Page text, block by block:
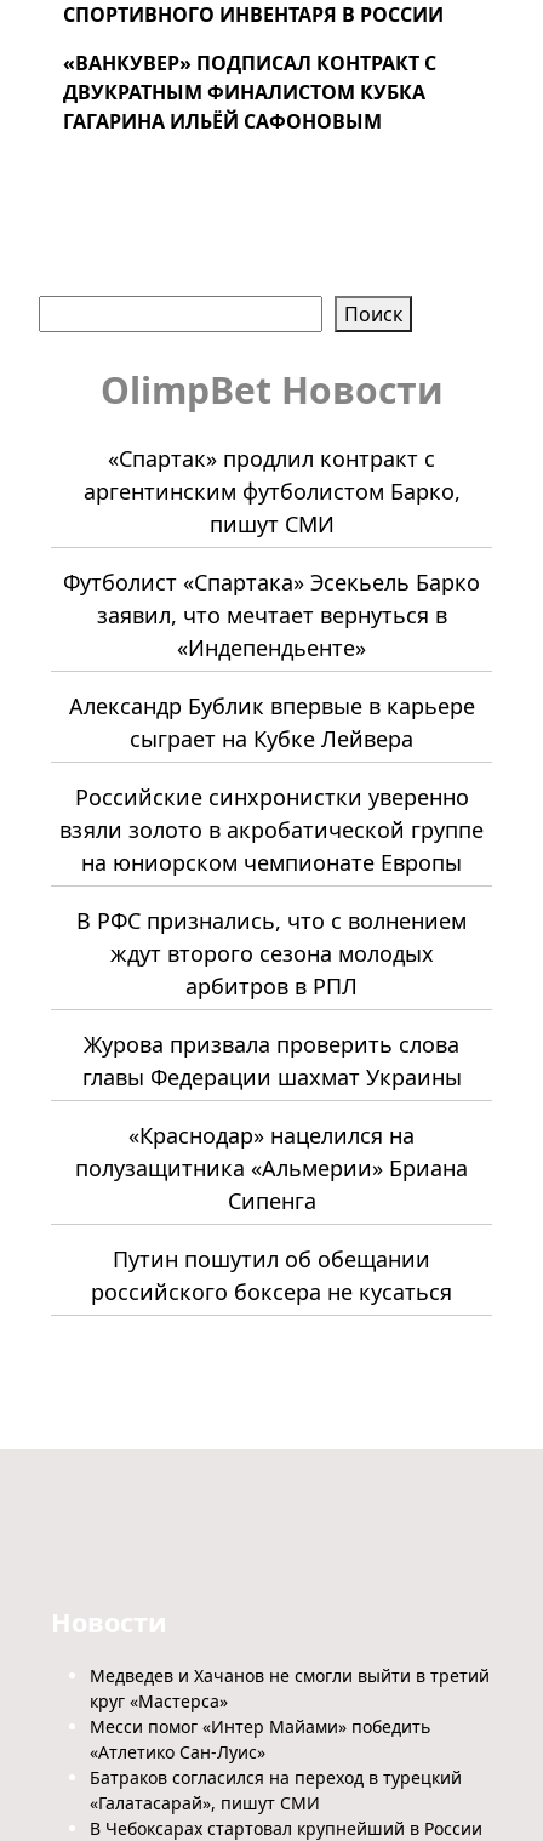
СПОРТИВНОГО ИНВЕНТАРЯ В РОССИИ
«ВАНКУВЕР» ПОДПИСАЛ КОНТРАКТ С
ДВУКРАТНЫМ ФИНАЛИСТОМ КУБКА
ГАГАРИНА ИЛЬЁЙ САФОНОВЫМ
Поиск
OlimpBet Новости
«Спартак» продлил контракт с
аргентинским футболистом Барко,
пишут СМИ
Футболист «Спартака» Эсекьель Барко
заявил, что мечтает вернуться в
«Индепендьенте»
Александр Бублик впервые в карьере
сыграет на Кубке Лейвера
Российские синхронистки уверенно
взяли золото в акробатической группе
на юниорском чемпионате Европы
В РФС признались, что с волнением
ждут второго сезона молодых
арбитров в РПЛ
Журова призвала проверить слова
главы Федерации шахмат Украины
«Краснодар» нацелился на
полузащитника «Альмерии» Бриана
Сипенга
Путин пошутил об обещании
российского боксера не кусаться
Новости
Медведев и Хачанов не смогли выйти в третий
круг «Мастерса»
Месси помог «Интер Майами» победить
«Атлетико Сан-Луис»
Батраков согласился на переход в турецкий
«Галатасарай», пишут СМИ
В Чебоксарах стартовал крупнейший в России